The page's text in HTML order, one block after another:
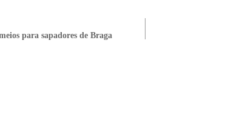
para sapadores de Braga